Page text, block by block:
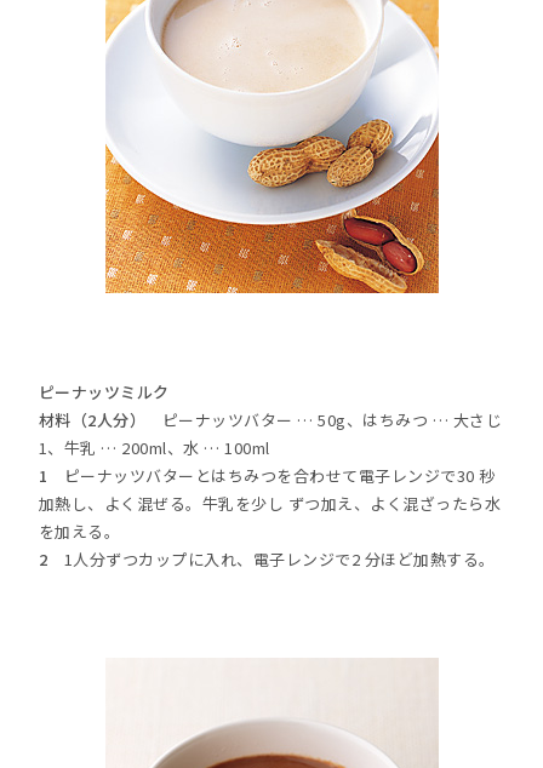
ピーナッツミルク
材料（2人分）
ピーナッツバター … 50g、はちみつ … 大さじ
1、牛乳 … 200ml、水 … 100ml
1
ピーナッツバターとはちみつを合わせて電子レンジで30 秒
加熱し、よく混ぜる。牛乳を少し ずつ加え、よく混ざったら水
を加える。
2 1人分ずつカップに入れ、電子レンジで2 分ほど加熱する。